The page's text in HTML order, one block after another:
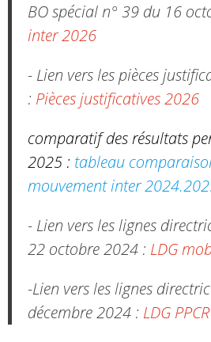
BO spécial n° 39 du 16
inter 2026
- Lien vers les pièces
: Pièces justificatives 2026
comparatif des résultats
2025 : tableau
mouvement inter
- Lien vers les lignes
22 octobre 2024 : LDG
-Lien vers les lignes
décembre 2024 : LDG PPCR